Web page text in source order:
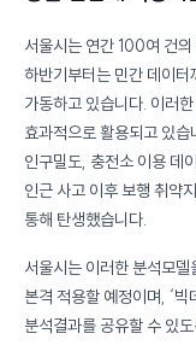
서울시는 연간 100여 건
하반기부터는 민간 데이
가동하고 있습니다. 이러
효과적으로 활용되고 있습니다. 전기차 충전소 입지 선정에 등록대수,
인구밀도, 충전소 이용 데이터 등을 결합해 최적 부지를 도출했고, 시청역
인근 사고 이후 보행 취약지에 보호시설을 강화하는 정책도 데이터 분석을
통해 탄생했습니다.
서울시는 이러한 분석모
본격 적용할 예정이며, ‘
분석결과를 공유할 수 있